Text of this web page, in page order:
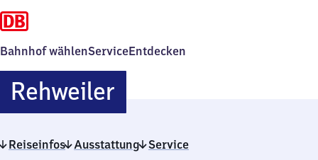
Bahnhof wählenServiceEntdecken
RehweilerRehweiler
Reiseinfos Ausstattung Service